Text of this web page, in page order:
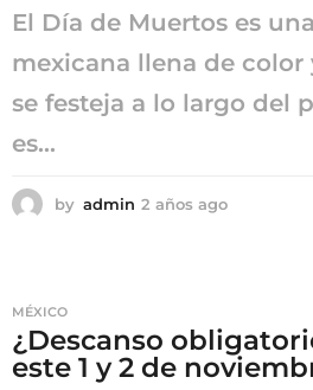
El Día de Muertos es
mexicana llena de
se festeja a lo largo del
es...
by admin 2 años ago
g
o
MÉXICO
¿Descanso
este 1 y 2 de